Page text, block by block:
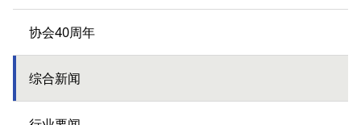
协会40周年
综合新闻